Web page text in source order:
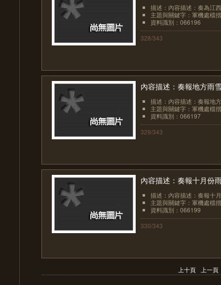
描述：內容描述：奏為江
主題與關鍵字：軍機處檔
資料識別：066196
328/343
內容描述：奏報地方雨
描述：內容描述：奏報地
主題與關鍵字：軍機處檔
資料識別：066197
329/343
內容描述：奏報十月份
描述：內容描述：奏報十
主題與關鍵字：軍機處檔
資料識別：066199
330/343
上十頁 上一頁